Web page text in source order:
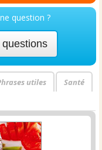
question ?
utiles
Santé